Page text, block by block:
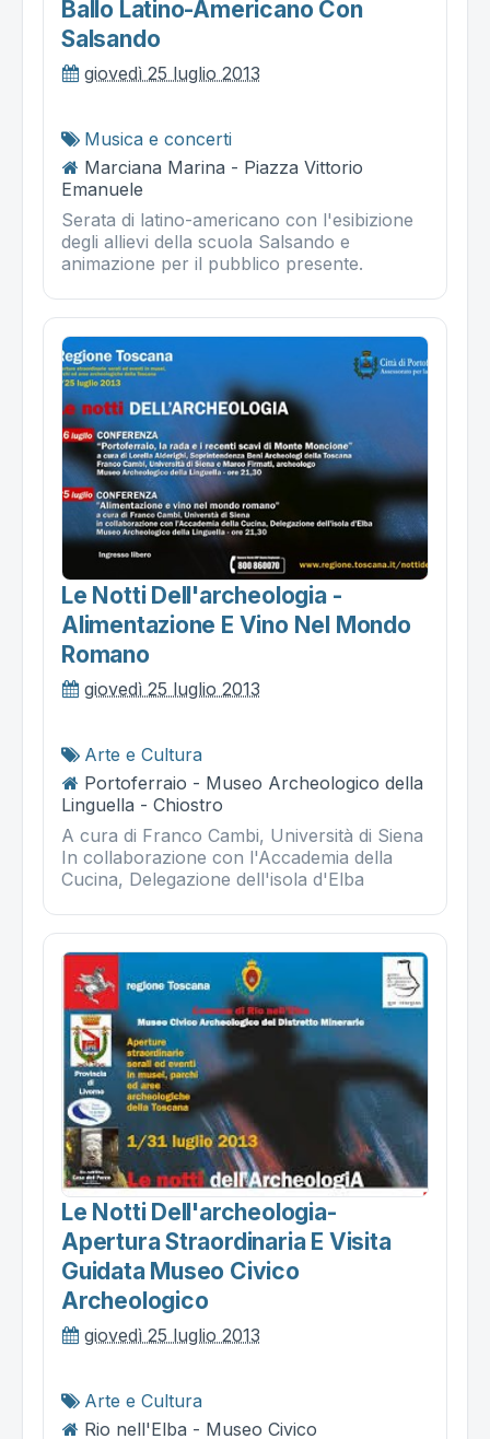
Ballo Latino-Americano Con
Salsando
giovedì 25 luglio 2013
Musica e concerti
Marciana Marina - Piazza Vittorio
Emanuele
Serata di latino-americano con l'esibizione
degli allievi della scuola Salsando e
animazione per il pubblico presente.
Le Notti Dell'archeologia -
Alimentazione E Vino Nel Mondo
Romano
giovedì 25 luglio 2013
Arte e Cultura
Portoferraio - Museo Archeologico della
Linguella - Chiostro
A cura di Franco Cambi, Università di Siena
In collaborazione con l'Accademia della
Cucina, Delegazione dell'isola d'Elba
Le Notti Dell'archeologia-
Apertura Straordinaria E Visita
Guidata Museo Civico
Archeologico
giovedì 25 luglio 2013
Arte e Cultura
Rio nell'Elba - Museo Civico